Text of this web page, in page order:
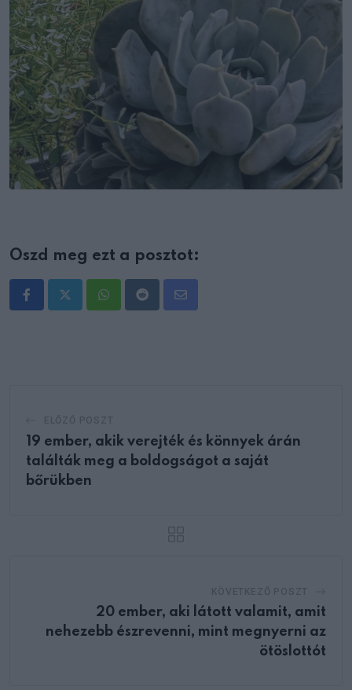
Oszd meg ezt a posztot:
WhatsappRedditShare
19 ember, akik verejték és könnyek árán
találták meg a boldogságot a saját
bőrükben
20 ember, aki látott valamit, amit
nehezebb észrevenni, mint megnyerni az
ötöslottót